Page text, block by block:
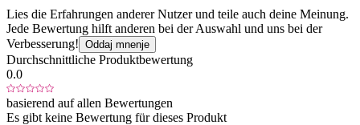
Lies die Erfahrungen anderer Nutzer und teile auch deine Meinung.
Jede Bewertung hilft anderen bei der Auswahl und uns bei der
Verbesserung! Oddaj mnenje
Durchschnittliche Produktbewertung
0.0
basierend auf allen Bewertungen
Es gibt keine Bewertung für dieses Produkt